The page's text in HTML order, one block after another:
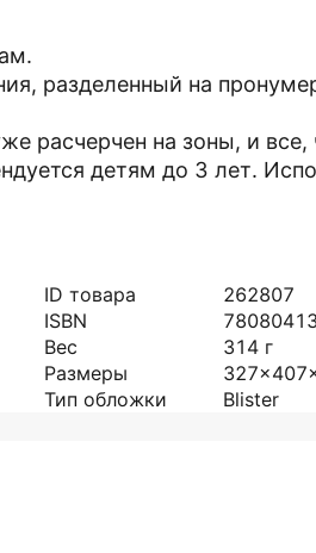
разделенный на
расчерчен на зоны, и все,
детям до 3 лет.
ID товара
262807
ISBN
Вес
314 г
Размеры
Тип обложки
Blister